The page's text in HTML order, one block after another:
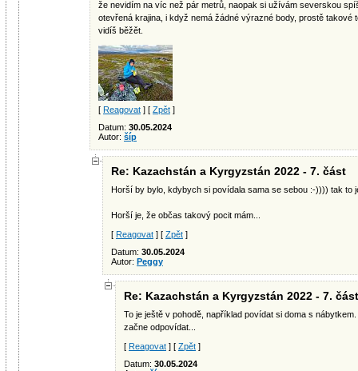
že nevidím na víc než pár metrů, naopak si užívám severskou
otevřená krajina, i když nemá žádné výrazné body, prostě takové
vidíš běžět.
[ Reagovat ] [ Zpět ]
Datum: 30.05.2024
Autor: šíp
Re: Kazachstán a Kyrgyzstán 2022 - 7. část
Horší by bylo, kdybych si povídala sama se sebou :-)))) tak to
Horší je, že občas takový pocit mám...
[ Reagovat ] [ Zpět ]
Datum: 30.05.2024
Autor: Peggy
Re: Kazachstán a Kyrgyzstán 2022 - 7. část
To je ještě v pohodě, například povídat si doma s
začne odpovídat...
[ Reagovat ] [ Zpět ]
Datum: 30.05.2024